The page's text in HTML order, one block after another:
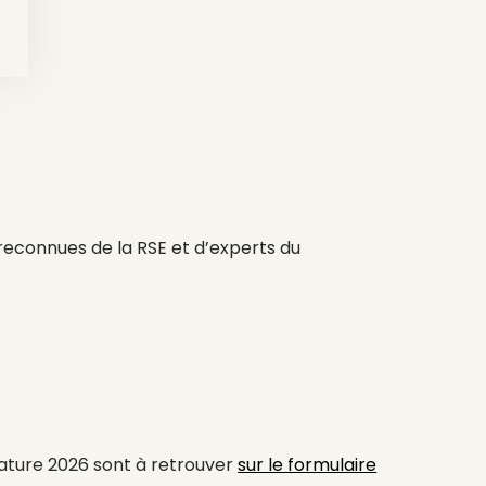
de la RSE et d’experts du
2026 sont à retrouversur le formulaire